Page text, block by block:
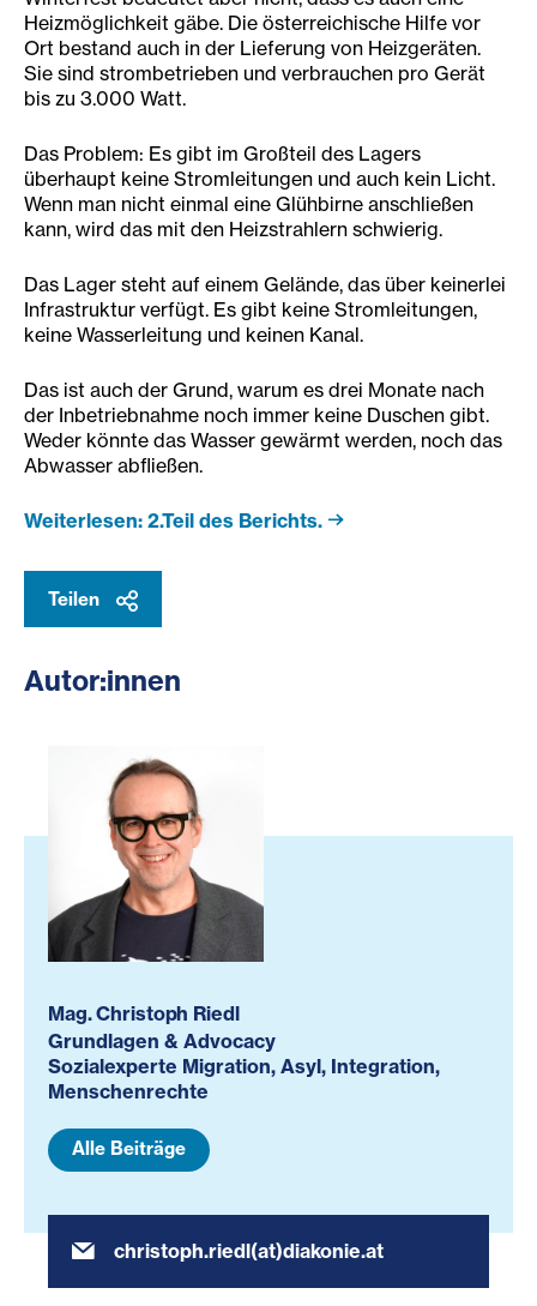
Heizmöglichkeit gäbe. Die österreichische Hilfe vor
Ort bestand auch in der Lieferung von Heizgeräten.
Sie sind strombetrieben und verbrauchen pro Gerät
bis zu 3.000 Watt.
Das Problem: Es gibt im Großteil des Lagers
überhaupt keine Stromleitungen und auch kein Licht.
Wenn man nicht einmal eine Glühbirne anschließen
kann, wird das mit den Heizstrahlern schwierig.
Das Lager steht auf einem Gelände, das über keinerlei
Infrastruktur verfügt. Es gibt keine Stromleitungen,
keine Wasserleitung und keinen Kanal.
Das ist auch der Grund, warum es drei Monate nach
der Inbetriebnahme noch immer keine Duschen gibt.
Weder könnte das Wasser gewärmt werden, noch das
Abwasser abfließen.
Weiterlesen: 2.Teil des Berichts.
Teilen
Autor:innen
Mag. Christoph Riedl
Grundlagen & Advocacy
Sozialexperte Migration, Asyl, Integration,
Menschenrechte
Alle Beiträge
christoph.riedl(at)diakonie.at